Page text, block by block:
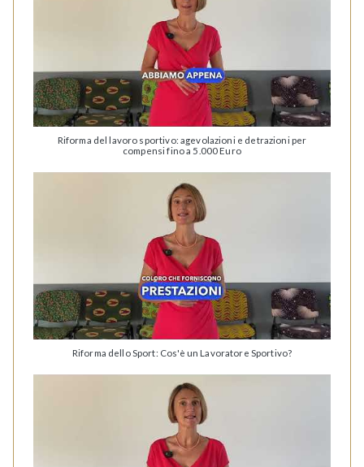
Riforma del lavoro sportivo: agevolazioni e detrazioni per
compensi fino a 5.000 Euro
Riforma dello Sport: Cos'è un Lavoratore Sportivo?